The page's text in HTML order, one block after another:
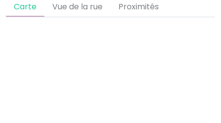
Carte Vue de la rue Proximités